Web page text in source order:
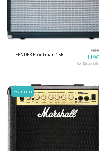
FENDER Frontman 15R
129€
119€
Non Disponibile
Esaurito